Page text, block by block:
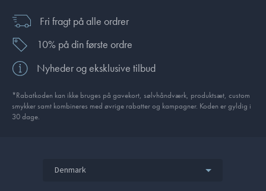
Fri fragt på alle ordrer
10% på din første ordre
Nyheder og eksklusive tilbud
*Rabatkoden kan ikke bruges på gavekort, sølvhåndværk, produktsæt, custom
smykker samt kombineres med øvrige rabatter og kampagner. Koden er gyldig i
30 dage.
Denmark